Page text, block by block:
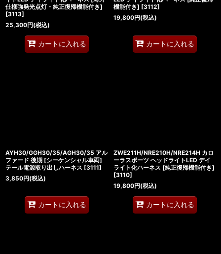
仕様強発光点灯・純正復帰機能付き]
[3113]
25,300円(税込)
カートに入れる
機能付き] [3112]
19,800円(税込)
カートに入れる
AYH30/GGH30/35/AGH30/35 アル
ファード 後期 [シーケンシャル車両]
テール電源取り出しハーネス [3111]
3,850円(税込)
カートに入れる
ZWE211H/NRE210H/NRE214H カロ
ーラスポーツ ヘッドライトLED デイ
ライト化ハーネス [純正復帰機能付き]
[3110]
19,800円(税込)
カートに入れる